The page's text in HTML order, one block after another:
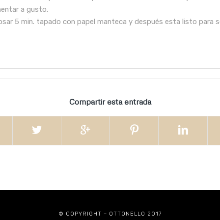
a gusto.
5 min. tapado con papel manteca y después esta listo para
Compartir esta entrada
© COPYRIGHT – OTTONELLO 2017